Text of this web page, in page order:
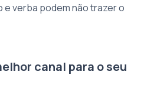
verba podem não trazer o
canal para o seu